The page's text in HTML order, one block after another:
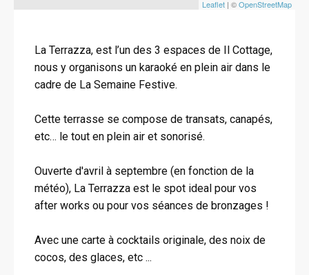
Leaflet | ©OpenStreetMap
La Terrazza, est l’un des 3 espaces de Il Cottage,
nous y organisons un karaoké en plein air dans le
cadre de La Semaine Festive.
Cette terrasse se compose de transats, canapés,
etc… le tout en plein air et sonorisé.
Ouverte d'avril à septembre (en fonction de la
météo), La Terrazza est le spot ideal pour vos
after works ou pour vos séances de bronzages !
Avec une carte à cocktails originale, des noix de
cocos, des glaces, etc ...